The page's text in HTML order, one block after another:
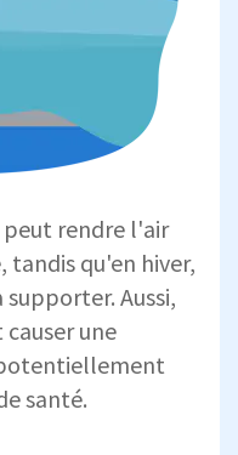
peut rendre l'air
qu'en hiver,
Aussi,
une
santé.